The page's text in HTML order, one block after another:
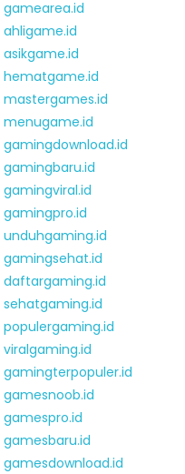
gamearea.id
ahligame.id
asikgame.id
hematgame.id
mastergames.id
menugame.id
gamingdownload.id
gamingbaru.id
gamingviral.id
gamingpro.id
unduhgaming.id
gamingsehat.id
daftargaming.id
sehatgaming.id
populergaming.id
viralgaming.id
gamingterpopuler.id
gamesnoob.id
gamespro.id
gamesbaru.id
gamesdownload.id